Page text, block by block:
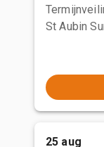
St Aubin
25 aug